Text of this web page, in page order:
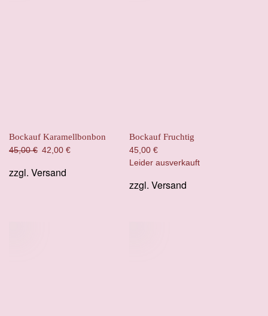
Bockauf Karamellbonbon
45,00€ Ursprünglicher
war:
42,00 €
zzgl. Versand
Bockauf Fruchtig
45,00 €
Leider ausverkauft
zzgl. Versand